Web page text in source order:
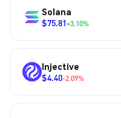
Solana
$75.81+3.10%
Injective
$4.40-2.09%